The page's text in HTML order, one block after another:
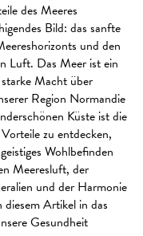
des Meeres
Bild: das sanfte
und den
Luft. Das Meer ist ein
Macht über
Region Normandie
Küste ist die
zu entdecken,
Wohlbefinden
Meeresluft, der
und der Harmonie
Artikel in das
Gesundheit